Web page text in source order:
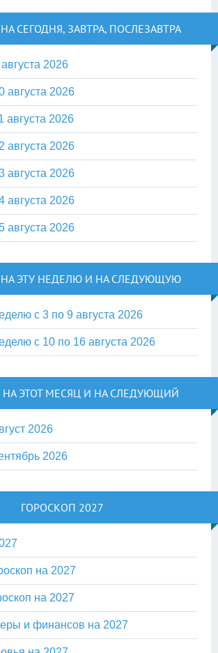
СЕГОДНЯ, ЗАВТРА, ПОСЛЕЗАВТРА
2026
августа 2026
августа 2026
августа 2026
августа 2026
августа 2026
августа 2026
ЭТУ НЕДЕЛЮ И НА СЛЕДУЮЩУЮ
с 3 по 9 августа 2026
с 10 по 16 августа 2026
НА ЭТОТ МЕСЯЦ И НА СЛЕДУЮЩИЙ
2026
2026
ГОРОСКОП 2027
на 2027
на 2027
и финансов на 2027